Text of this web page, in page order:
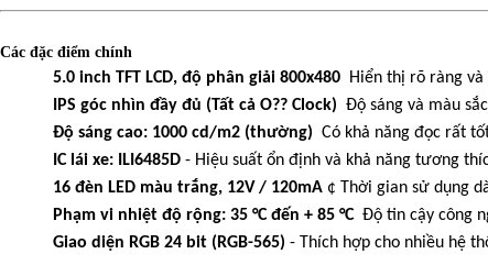
Các đặc điểm chính
5.0 inch TFT LCD, độ phân giải 800x480
Hiển thị rõ ràng và
IPS góc nhìn đầy đủ (Tất cả O?? Clock)
Độ sáng và màu
Độ sáng cao: 1000 cd/m2 (thường)
Có khả năng đọc rất
IC lái xe: ILI6485D - Hiệu suất ổn định và khả năng tương
16 đèn LED màu trắng, 12V / 120mA ¢ Thời gian sử dụng
Phạm vi nhiệt độ rộng: 35 °C đến + 85 °C
Độ tin cậy công
Giao diện RGB 24 bit (RGB-565) - Thích hợp cho nhiều hệ